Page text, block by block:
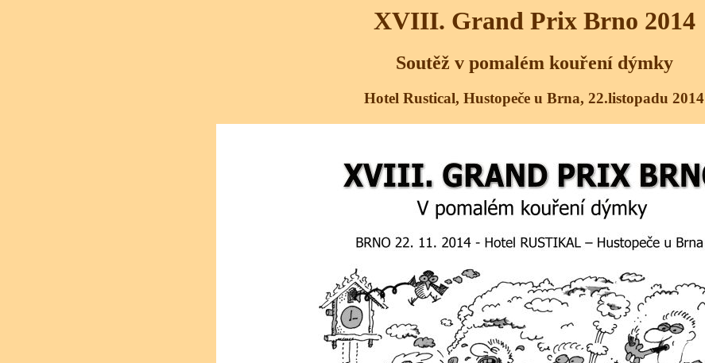
XVIII. Grand Prix Brno 2014
Soutěž v pomalém kouření dýmky
Hotel Rustical, Hustopeče u Brna, 22.listopadu 2014